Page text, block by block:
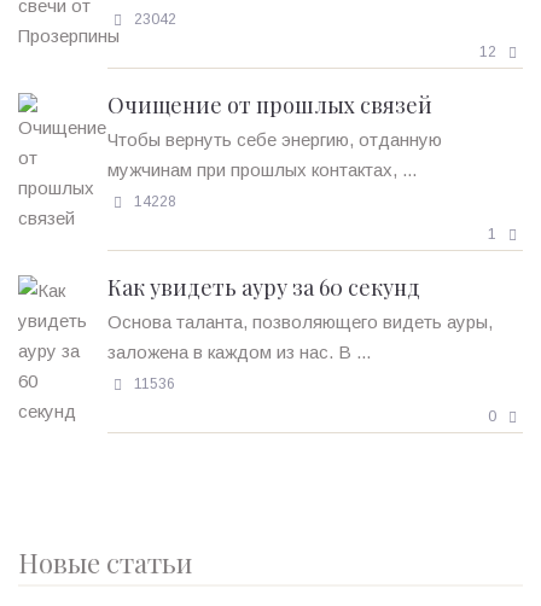
23042
12
Очищение от прошлых связей
Чтобы вернуть себе энергию, отданную
мужчинам при прошлых контактах, ...
14228
1
Как увидеть ауру за 60 секунд
Основа таланта, позволяющего видеть ауры,
заложена в каждом из нас. В ...
11536
0
Новые статьи